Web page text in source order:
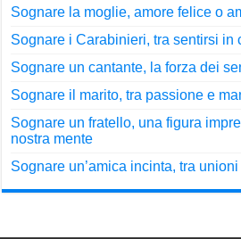
Sognare la moglie, amore felice o
Sognare i Carabinieri, tra sentirsi in
Sognare un cantante, la forza dei
Sognare il marito, tra passione e
Sognare un fratello, una figura
nostra mente
Sognare un’amica incinta, tra